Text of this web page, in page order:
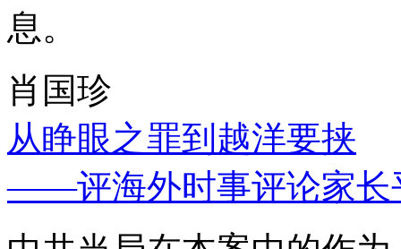
息。
肖国珍
从睁眼之罪到越洋要挟
——评海外时事评论家长